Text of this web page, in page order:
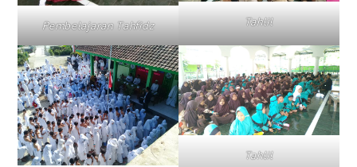
Pembelajaran Tahfidz Tahlil
Tahlil